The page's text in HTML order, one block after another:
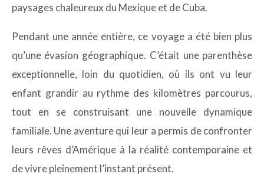
paysages chaleureux du Mexique et de Cuba.
Pendant une année entière, ce voyage a été bien plus
qu’une évasion géographique. C’était une parenthèse
exceptionnelle, loin du quotidien, où ils ont vu leur
enfant grandir au rythme des kilomètres parcourus,
tout en se construisant une nouvelle dynamique
familiale. Une aventure qui leur a permis de confronter
leurs rêves d’Amérique à la réalité contemporaine et
de vivre pleinement l’instant présent.